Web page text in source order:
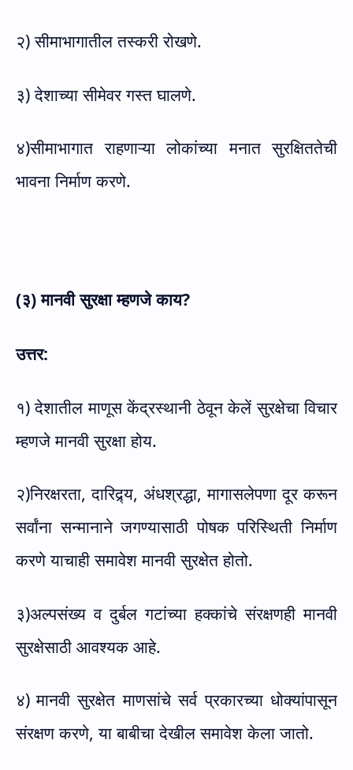
२) सीमाभागातील तस्करी रोखणे.
३) देशाच्या सीमेवर गस्त घालणे.
४)सीमाभागात राहणाऱ्या लोकांच्या मनात सुरक्षिततेची
भावना निर्माण करणे.
(३) मानवी सुरक्षा म्हणजे काय?
उत्तर:
१) देशातील माणूस केंद्रस्थानी ठेवून केलें सुरक्षेचा विचार
म्हणजे मानवी सुरक्षा होय.
२)निरक्षरता,दारिद्र्य, अंधश्रद्धा,मागासलेपणा दूर करून
सर्वांना सन्मानाने जगण्यासाठी पोषक परिस्थिती निर्माण
करणे याचाही समावेश मानवी सुरक्षेत होतो.
३)अल्पसंख्य व दुर्बल गटांच्या हक्कांचे संरक्षणही मानवी
सुरक्षेसाठी आवश्यक आहे.
४) मानवी सुरक्षेत माणसांचे सर्व प्रकारच्या धोक्यांपासून
संरक्षण करणे, या बाबीचा देखील समावेश केला जातो.